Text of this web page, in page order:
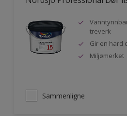
treverk
Gir en hard
Miljømerket
Sammenligne